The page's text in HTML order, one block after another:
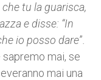
tu la guarisca,
e disse: “In
io posso dare”
sapremo mai, se
mai una